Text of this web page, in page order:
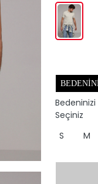
Bedeninizi
Seçiniz
S M